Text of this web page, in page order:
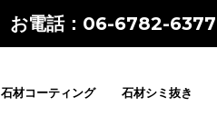
お電話：06-6782-6377
石材コーティング 石材シミ抜き